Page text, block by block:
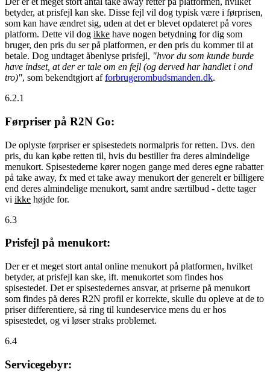
betyder, at prisfejl kan ske. Disse fejl vil dog typisk være i førprisen,
som kan have ændret sig, uden at det er blevet opdateret på vores
platform. Dette vil dog ikke have nogen betydning for dig som
bruger, den pris du ser på platformen, er den pris du kommer til at
betale. Dog undtaget åbenlyse prisfejl, "hvor du som kunde burde
have indset, at der er tale om en fejl (og derved har handlet i ond
tro)", som bekendtgjort afforbrugerombudsmanden.dk.
6.2.1
Førpriser på R2N Go:
De oplyste førpriser er spisestedets normalpris for retten. Dvs. den
pris, du kan købe retten til, hvis du bestiller fra deres almindelige
menukort. Spisestederne kører nogen gange med deres egne rabatter
på take away, fx med et take away menukort der generelt er billigere
end deres almindelige menukort, samt andre særtilbud - dette tager
vi ikke højde for.
6.3
Prisfejl på menukort:
Der er et meget stort antal online menukort på platformen, hvilket
betyder, at prisfejl kan ske, ift. menukortet som findes hos
spisestedet. Det er spisestedernes ansvar, at priserne på menukort
som findes på deres R2N profil er korrekte, skulle du opleve at de to
priser differentiere, så ring til kundeservice mens du er hos
spisestedet, og vi løser straks problemet.
6.4
Servicegebyr: